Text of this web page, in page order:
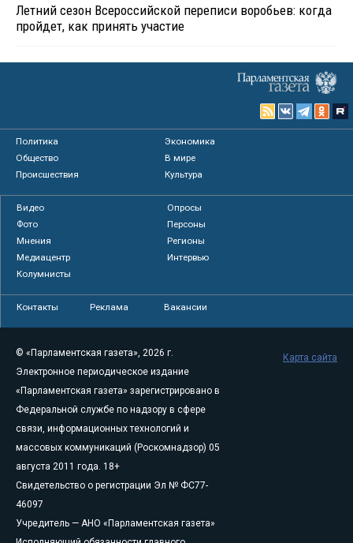
Летний сезон Всероссийской переписи воробьев: когда
пройдет, как принять участие
Политика
Экономика
Общество
В мире
Происшествия
Культура
Видео
Опросы
Фото
Персоны
Мнения
Регионы
Медиацентр
Интервью
Колумнисты
Контакты Реклама Вакансии
© «Парламентская газета», 2026 г.
Электронное периодическое издание
«Парламентская газета» зарегистрировано в
Федеральной службе по надзору в сфере
связи, информационных технологий и
массовых коммуникаций (Роскомнадзор) 05
августа 2011 года. 18+
Свидетельство о регистрации Эл № ФС77-
46097
Учредитель — АНО «Парламентская газета»
Карта сайта